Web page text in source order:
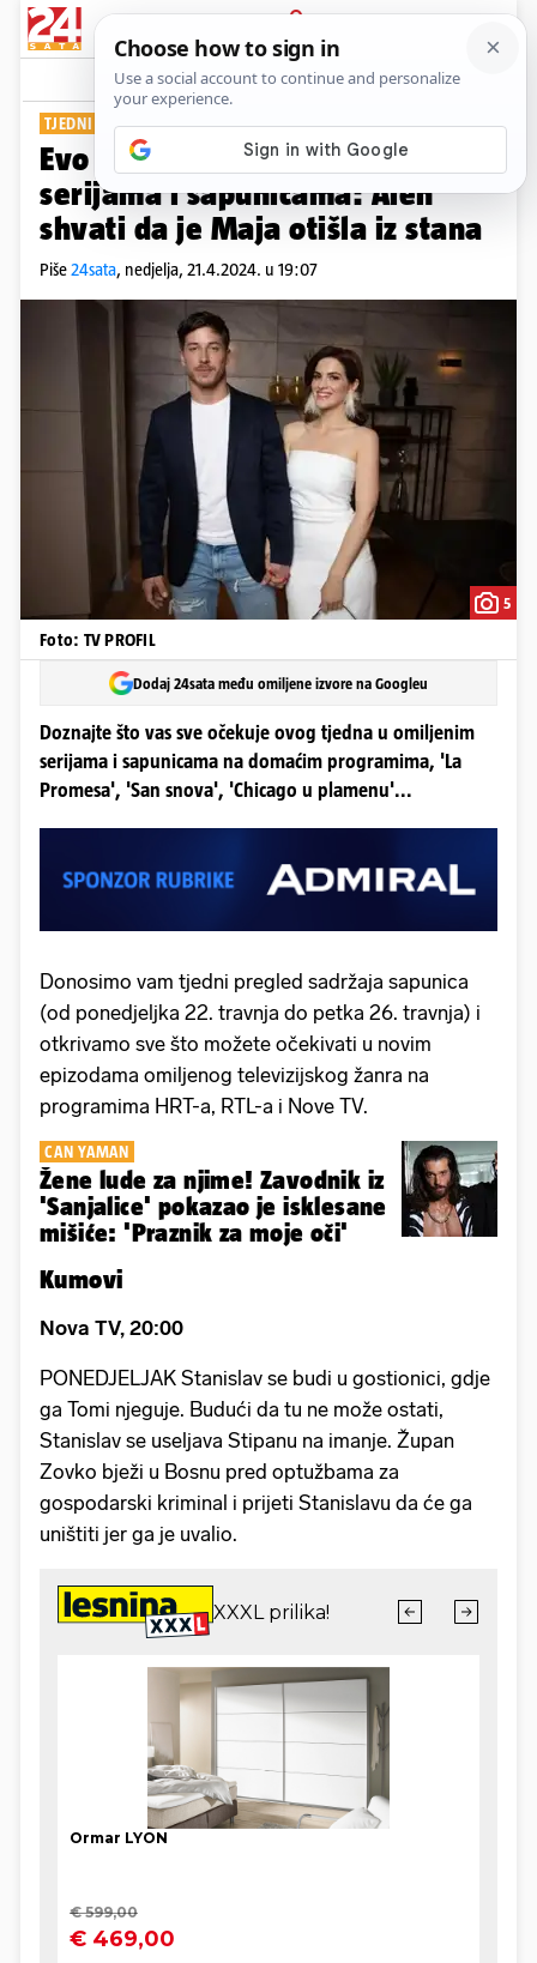
PRIJAVA
Show Komentari
TJEDNI PREGLED
Evo što vas očekuje u najdražim
serijama i sapunicama: Alen
shvati da je Maja otišla iz stana
Piše24sata, nedjelja, 21.4.2024. u 19:07
5
Foto: TV PROFIL
Dodaj 24sata među omiljene izvore na Googleu
Doznajte što vas sve očekuje ovog tjedna u omiljenim
serijama i sapunicama na domaćim programima, 'La
Promesa', 'San snova', 'Chicago u plamenu'...
Donosimo vam tjedni pregled sadržaja sapunica
(od ponedjeljka 22. travnja do petka 26. travnja) i
otkrivamo sve što možete očekivati u novim
epizodama omiljenog televizijskog žanra na
programima HRT-a, RTL-a i Nove TV.
CAN YAMAN
Žene lude za njime! Zavodnik iz
'Sanjalice' pokazao je isklesane
mišiće: 'Praznik za moje oči'
Kumovi
Nova TV, 20:00
PONEDJELJAK Stanislav se budi u gostionici, gdje
ga Tomi njeguje. Budući da tu ne može ostati,
Stanislav se useljava Stipanu na imanje. Župan
Zovko bježi u Bosnu pred optužbama za
gospodarski kriminal i prijeti Stanislavu da će ga
uništiti jer ga je uvalio.